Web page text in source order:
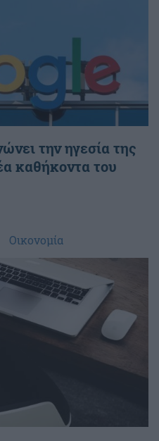
την ηγεσία της
καθήκοντα του
Οικονομία